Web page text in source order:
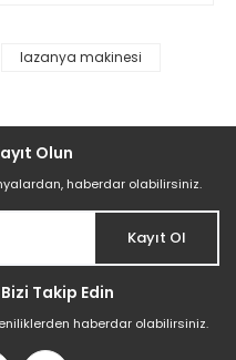
lazanya makinesi
Olun
haberdar olabilirsiniz.
Kayıt Ol
Takip Edin
haberdar olabilirsiniz.